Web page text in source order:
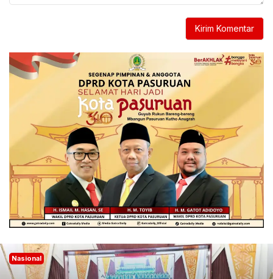
Nasional